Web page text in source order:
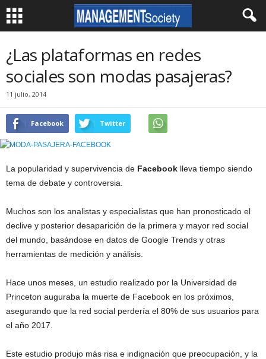
¿Las plataformas en redes
sociales son modas pasajeras?
11 julio, 2014
Facebook Twitter
La popularidad y supervivencia de Facebook lleva tiempo siendo
tema de debate y controversia.
Muchos son los analistas y especialistas que han pronosticado el
declive y posterior desaparición de la primera y mayor red social
del mundo, basándose en datos de Google Trends y otras
herramientas de medición y análisis.
Hace unos meses, un estudio realizado por la Universidad de
Princeton auguraba la muerte de Facebook en los próximos,
asegurando que la red social perdería el 80% de sus usuarios para
el año 2017.
Este estudio produjo más risa e indignación que preocupación, y la